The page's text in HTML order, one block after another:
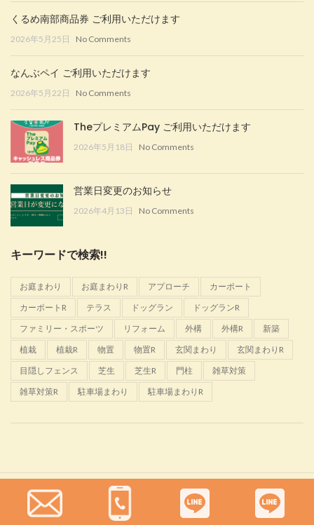
くるめ南部商品券 ご利用いただけます
2026年5月25日 No Comments
なんぶペイ ご利用いただけます
2026年5月22日 No Comments
TheプレミアムPay ご利用いただけます
2026年5月18日 No Comments
営業日変更のお知らせ
2026年4月13日 No Comments
キーワードで検索!!
お庭まわり お庭まわりR アプローチ
カーポート
カーポートR
テラス ドッグラン
ドッグランR
ファミリー・スポーツ
リフォーム 外構 外構R
新築
植栽
植栽R 物置 物置R 玄関まわり
玄関まわりR
目隠しフェンス
芝生 芝生R 門柱
雑草対策
雑草対策R
駐車場まわり 駐車場まわりR
Glanta 2022 CREATED BY佐野恵樹園